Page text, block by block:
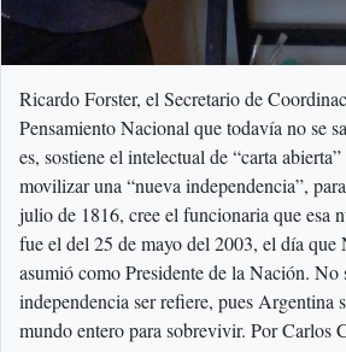
Ricardo Forster, el Secretario de
Pensamiento Nacional que todavía no se
es, sostiene el intelectual de “carta
movilizar una “nueva independencia”,
julio de 1816, cree el funcionaria que esa
fue el del 25 de mayo del 2003, el día
asumió como Presidente de la Nación. No
independencia ser refiere, pues Argentina
mundo entero para sobrevivir. Por Carlos